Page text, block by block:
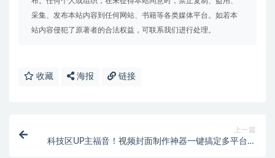
采集、发布本站内容到任何网站、书籍等各类媒体平台。如若本
站内容侵犯了原著者的合法权益，可联系我们进行处理。
收藏 海报 链接
上一篇
科技区UP主福音！视频封面制作神器一键搞定多平台封